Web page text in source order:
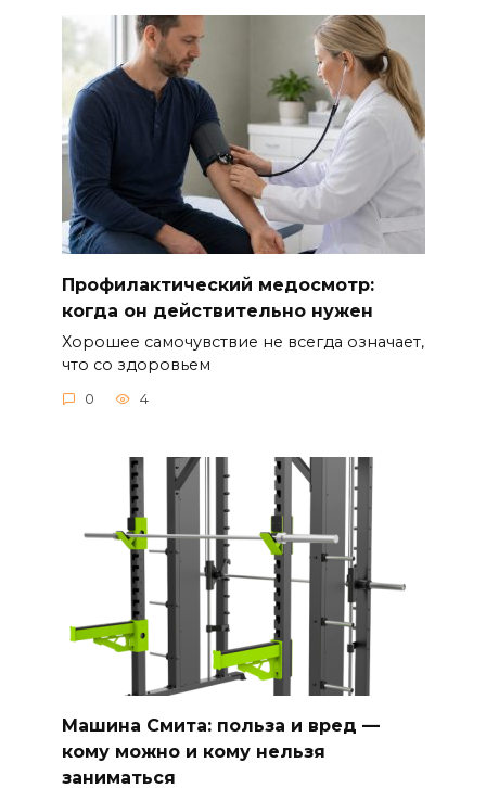
Профилактический медосмотр:
когда он действительно нужен
Хорошее самочувствие не всегда означает,
что со здоровьем
0 4
Машина Смита: польза и вред —
кому можно и кому нельзя
заниматься